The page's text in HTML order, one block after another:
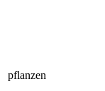
pflanzen